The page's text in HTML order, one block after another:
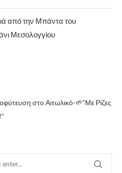
από την Μπάντα του
Μεσολογγίου
στο Αιτωλικό-🌱”Με Ρίζες